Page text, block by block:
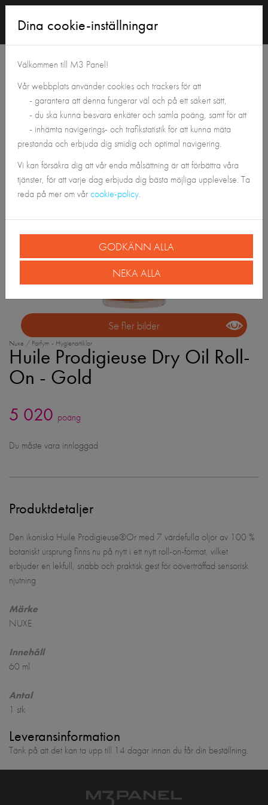
Tillbaka till Panelshoppen
Se fler bilder
Nuxe / Parfym - Hygienartiklar
Huile Prodigieuse Dry Oil Roll-
On - Gold
5 020 poäng
Du måste vara innloggad
Produktdetaljer
Den ikoniska Huile Prodigieuse®Or med 7 värdefulla oljor av 100 %
botaniskt ursprung finns nu på nytt i ett nytt roll-on-format, vilket
erbjuder en lekfull, snabb och praktisk gest för oöverträffad sensorisk
njutning
Märke
NUXE
Innehåll
60 ml
Antal
1 stk
Leveransinformation
Tänk på att det kan ta upp till 14 dagar innan du får din beställning.
Dina cookie-inställningar
Välkommen till M3 Panel!
Vår webbplats använder cookies och trackers för att
- garantera att denna fungerar väl och på ett säkert sätt,
- du ska kunna besvara enkäter och samla poäng, samt för att
- inhämta navigerings- och trafikstatistik för att kunna mäta
prestanda och erbjuda dig smidig och optimal navigering.
Vi kan försäkra dig att vår enda målsättning är att förbättra våra
tjänster, för att varje dag erbjuda dig bästa möjliga upplevelse. Ta
reda på mer om vårcookie-policy.
GODKÄNN ALLA
NEKA ALLA